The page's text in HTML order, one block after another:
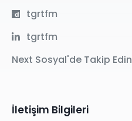
tgrtfm
tgrtfm
Next Sosyal'de Takip Edin
İletişim Bilgileri